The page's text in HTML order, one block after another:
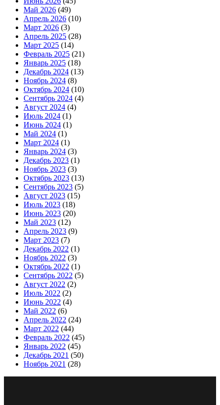
Май 2026 (49)
Апрель 2026 (10)
Март 2026 (3)
Апрель 2025 (28)
Март 2025 (14)
Февраль 2025 (21)
Январь 2025 (18)
Декабрь 2024 (13)
Ноябрь 2024 (8)
Октябрь 2024 (10)
Сентябрь 2024 (4)
Август 2024 (4)
Июль 2024 (1)
Июнь 2024 (1)
Май 2024 (1)
Март 2024 (1)
Январь 2024 (3)
Декабрь 2023 (1)
Ноябрь 2023 (3)
Октябрь 2023 (13)
Сентябрь 2023 (5)
Август 2023 (15)
Июль 2023 (18)
Июнь 2023 (20)
Май 2023 (12)
Апрель 2023 (9)
Март 2023 (7)
Декабрь 2022 (1)
Ноябрь 2022 (3)
Октябрь 2022 (1)
Сентябрь 2022 (5)
Август 2022 (2)
Июль 2022 (2)
Июнь 2022 (4)
Май 2022 (6)
Апрель 2022 (24)
Март 2022 (44)
Февраль 2022 (45)
Январь 2022 (45)
Декабрь 2021 (50)
Ноябрь 2021 (28)